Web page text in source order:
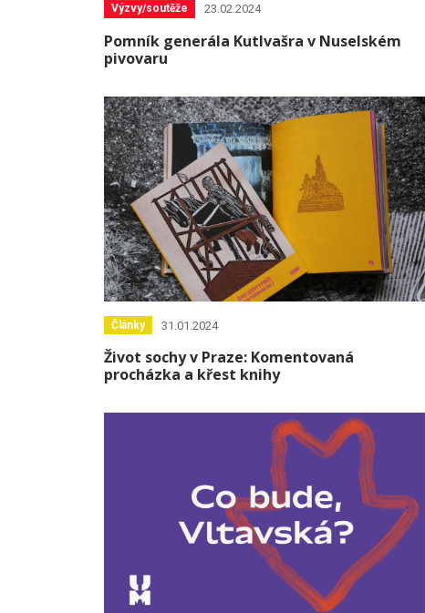
Výzvy/soutěže 23.02.2024
Pomník generála Kutlvašra v Nuselském
pivovaru
Články 31.01.2024
Život sochy v Praze: Komentovaná
procházka a křest knihy